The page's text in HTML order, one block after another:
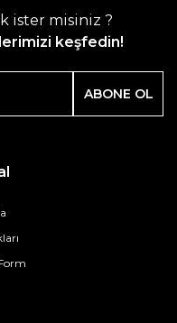
ister misiniz ?
keşfedin!
ABONE OL